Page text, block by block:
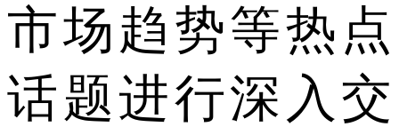
市场趋势等热点
话题进行深入交